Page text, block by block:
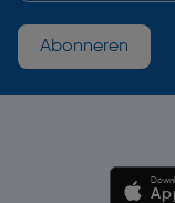
Abonneren